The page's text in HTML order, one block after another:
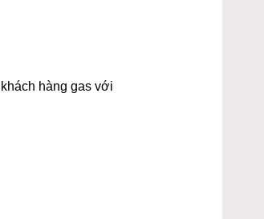
hàng gas với